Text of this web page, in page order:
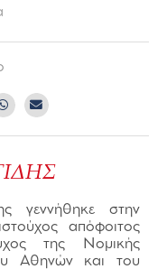
γεννήθηκε στην
απόφοιτος
της Νομικής
Αθηνών και του